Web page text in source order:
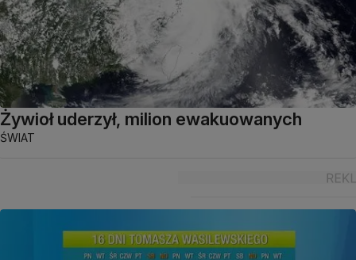
Żywioł uderzył, milion ewakuowanych
ŚWIAT